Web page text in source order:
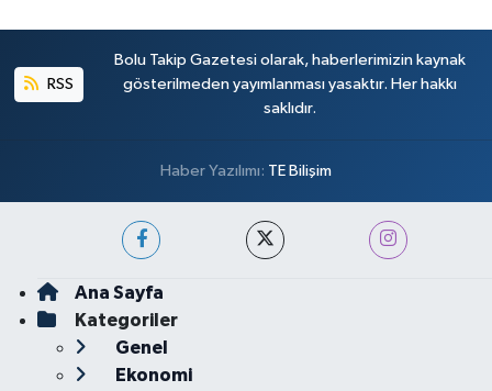
RSS
Bolu Takip Gazetesi olarak, haberlerimizin kaynak
gösterilmeden yayımlanması yasaktır. Her hakkı
saklıdır.
Haber Yazılımı: TE Bilişim
Ana Sayfa
Kategoriler
Genel
Ekonomi